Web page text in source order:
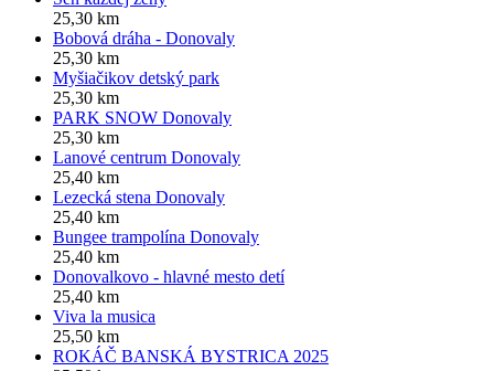
25,30 km
Bobová dráha - Donovaly
25,30 km
Myšiačikov detský park
25,30 km
PARK SNOW Donovaly
25,30 km
Lanové centrum Donovaly
25,40 km
Lezecká stena Donovaly
25,40 km
Bungee trampolína Donovaly
25,40 km
Donovalkovo - hlavné mesto detí
25,40 km
Viva la musica
25,50 km
ROKÁČ BANSKÁ BYSTRICA 2025